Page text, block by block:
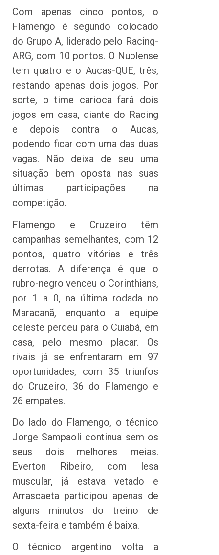
Com apenas cinco pontos, o
Flamengo é segundo colocado
do Grupo A, liderado pelo Racing-
ARG, com 10 pontos. O Nublense
tem quatro e o Aucas-QUE, três,
restando apenas dois jogos. Por
sorte, o time carioca fará dois
jogos em casa, diante do Racing
e depois contra o Aucas,
podendo ficar com uma das duas
vagas. Não deixa de seu uma
situação bem oposta nas suas
últimas participações na
competição.
Flamengo e Cruzeiro têm
campanhas semelhantes, com 12
pontos, quatro vitórias e três
derrotas. A diferença é que o
rubro-negro venceu o Corinthians,
por 1 a 0, na última rodada no
Maracanã, enquanto a equipe
celeste perdeu para o Cuiabá, em
casa, pelo mesmo placar. Os
rivais já se enfrentaram em 97
oportunidades, com 35 triunfos
do Cruzeiro, 36 do Flamengo e
26 empates.
Do lado do Flamengo, o técnico
Jorge Sampaoli continua sem os
seus dois melhores meias.
Everton Ribeiro, com lesa
muscular, já estava vetado e
Arrascaeta participou apenas de
alguns minutos do treino de
sexta-feira e também é baixa.
O técnico argentino volta a